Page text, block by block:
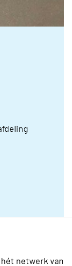
hét netwerk van